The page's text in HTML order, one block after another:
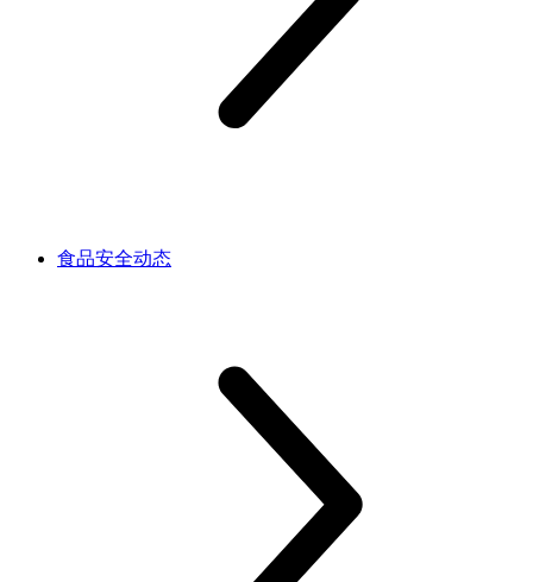
食品安全动态